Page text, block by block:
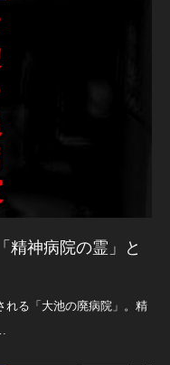
精神病院の霊」と
れる「大池の廃病院」。精